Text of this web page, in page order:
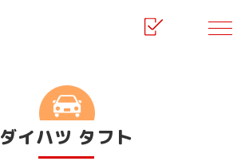
ダイハツ タフト